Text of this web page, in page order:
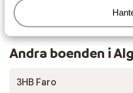
Andra boenden i
3HB Faro